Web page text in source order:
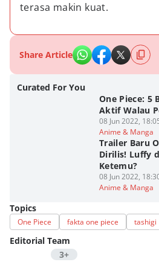
terasa makin kuat.
Share Article
Curated For You
One Piece: 5
Aktif Walau
08 Jun 2022,
Anime & Manga
Trailer Baru
Dirilis! Luffy
Ketemu?
08 Jun 2022,
Anime & Manga
Topics
One Piece fakta one piece tashigi
Editorial Team
3+